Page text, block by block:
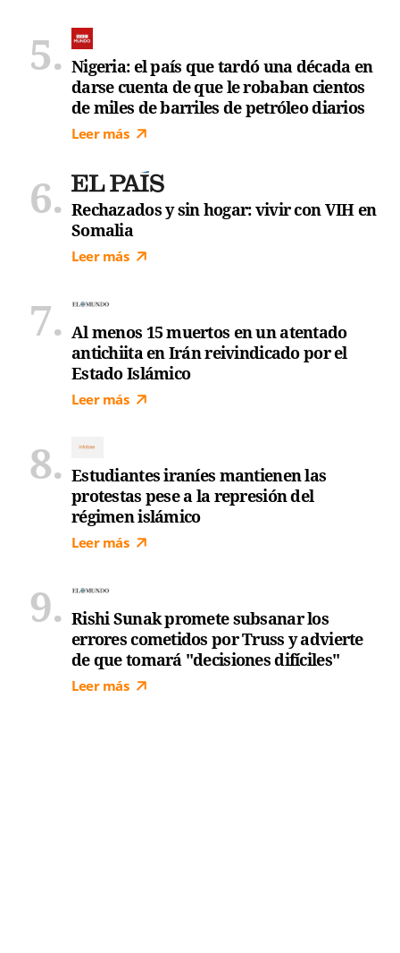
Nigeria: el país que tardó una década en
darse cuenta de que le robaban cientos
de miles de barriles de petróleo diarios
Leer más
Rechazados y sin hogar: vivir con VIH en
Somalia
Leer más
Al menos 15 muertos en un atentado
antichiita en Irán reivindicado por el
Estado Islámico
Leer más
Estudiantes iraníes mantienen las
protestas pese a la represión del
régimen islámico
Leer más
Rishi Sunak promete subsanar los
errores cometidos por Truss y advierte
de que tomará "decisiones difíciles"
Leer más